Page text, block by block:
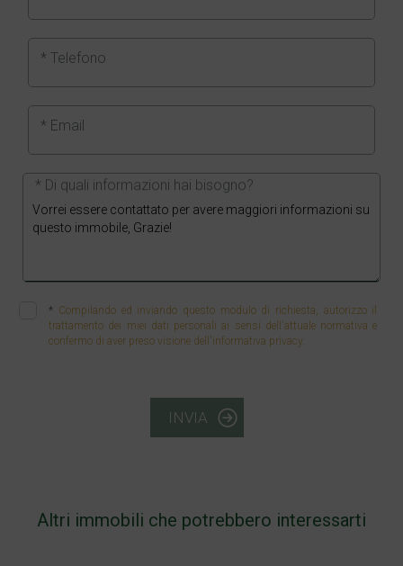
* Telefono
* Email
* Di quali informazioni hai bisogno?
* Compilando ed inviando questo modulo di richiesta, autorizzo il
trattamento dei miei dati personali ai sensi dell'attuale normativa e
confermo di aver preso visione dell'informativa privacy.
INVIA
Altri immobili che potrebbero interessarti